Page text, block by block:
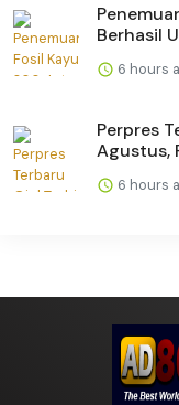
Berhasil
6 hours
Perpres
Agustus,
6 hours